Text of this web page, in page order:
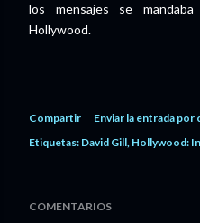
los mensajes se
Hollywood.
Compartir
Enviar la entrada
Etiquetas: David Gill Hollywood:
COMENTARIOS